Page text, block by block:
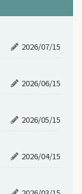
2026/07/15
2026/06/15
2026/05/15
2026/04/15